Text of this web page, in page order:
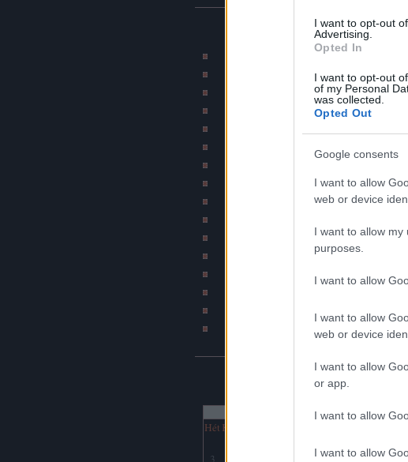
I want to opt-out
Advertising.
Opted In
I want to opt-out
of my Personal
was collected.
Opted Out
Google consents
I want to allow
web or device
I want to allow
purposes.
I want to allow
I want to allow
web or device
I want to allow
or app.
I want to allow
I want to allow
BLOG AJÁNLÓK:
Rajzmester képmontázs blogunk
CAT blogja
Munkahelyi terror
Szakítós történetek blogja
Bombahír
BKV figyelő blog
Jó szar tetkód van!
Bash.hu / vicces RSS-sek
Katonatörténetek blog
DJ Fm (Online netradio)
Napi rajz
Havaria Press
NAPTÁR
Hét Ked
3
9